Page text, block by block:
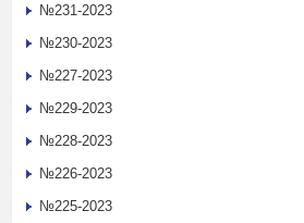
№231-2023
№230-2023
№227-2023
№229-2023
№228-2023
№226-2023
№225-2023